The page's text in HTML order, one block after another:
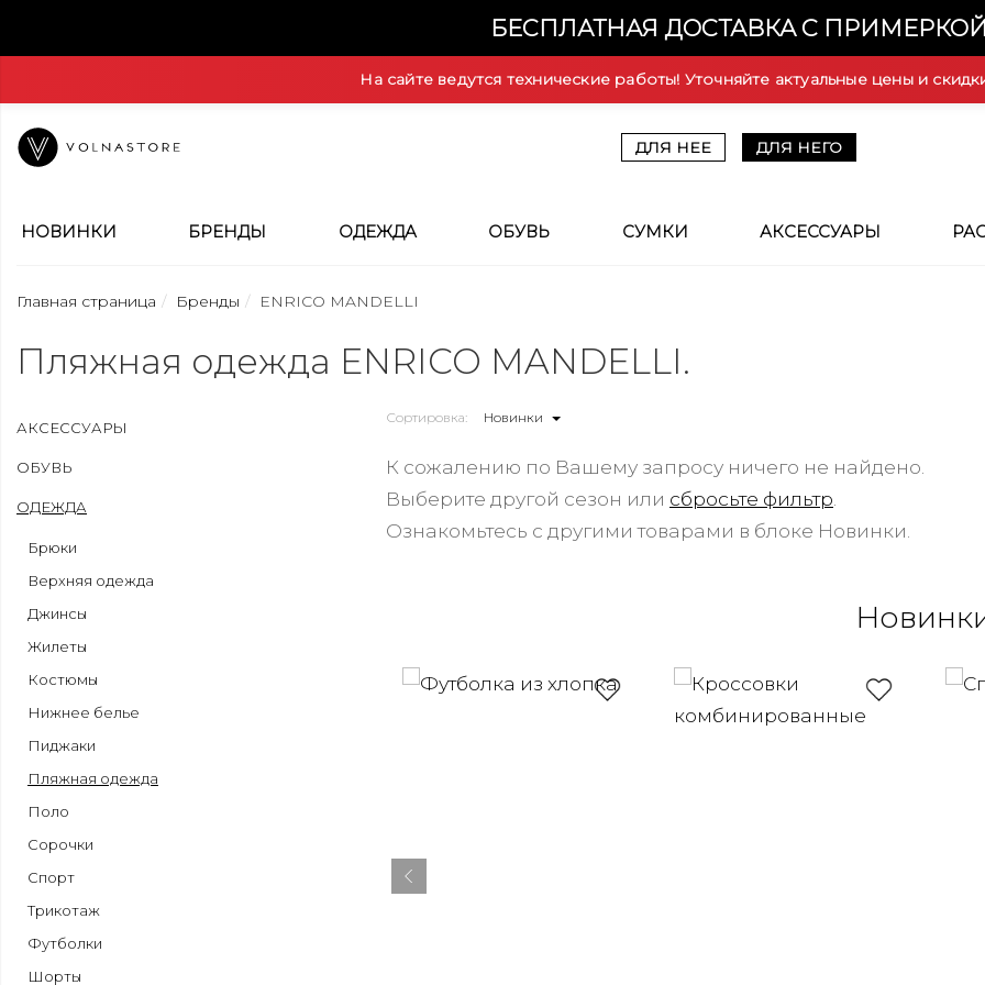
БЕСПЛАТНАЯ ДОСТАВКА С
На сайте ведутся технические работы! Уточняйте актуальные цены и
ДЛЯ НЕЕ ДЛЯ НЕГО
НОВИНКИ БРЕНДЫ ОДЕЖДА ОБУВЬ СУМКИ АКСЕССУАРЫ
Главная страница Бренды ENRICO MANDELLI
Пляжная одежда ENRICO MANDELLI.
АКСЕССУАРЫ
ОБУВЬ
ОДЕЖДА
Брюки
Верхняя одежда
Джинсы
Жилеты
Костюмы
Нижнее белье
Пиджаки
Пляжная одежда
Поло
Сорочки
Спорт
Трикотаж
Футболки
Шорты
Сортировка: Новинки
К сожалению по Вашему запросу ничего не найдено.
Выберите другой сезон или сбросьте фильтр
Ознакомьтесь с другими товарами в блоке Новинки.